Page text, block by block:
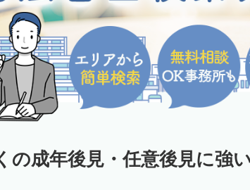
の成年後見・任意後見に強